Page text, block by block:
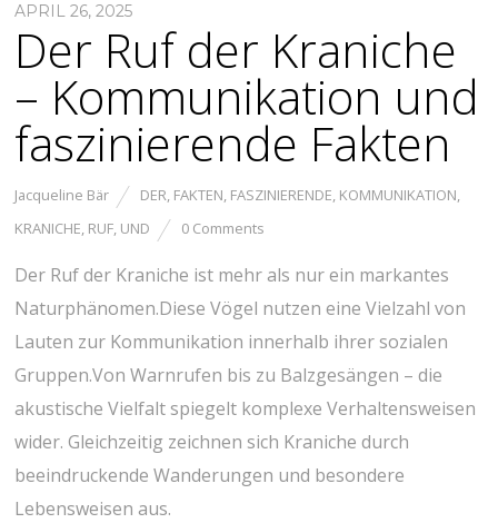
APRIL 26, 2025
Der Ruf der Kraniche
– Kommunikation und
faszinierende Fakten
Jacqueline Bär DER, FAKTEN, FASZINIERENDE, KOMMUNIKATION,
KRANICHE, RUF, UND 0 Comments
Der Ruf der Kraniche ist mehr als nur ein markantes
Naturphänomen.Diese ‍Vögel nutzen eine Vielzahl von
Lauten zur Kommunikation innerhalb‌ ihrer sozialen
Gruppen.Von Warnrufen bis zu Balzgesängen – die
akustische Vielfalt spiegelt komplexe ⁣Verhaltensweisen
wider. Gleichzeitig‌ zeichnen sich⁤ Kraniche durch
beeindruckende Wanderungen‌ und besondere
Lebensweisen aus.